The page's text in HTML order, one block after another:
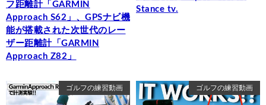
フ距離計「GARMIN
Approach S62」、GPSナビ機
能が搭載された次世代のレー
ザー距離計「GARMIN
Approach Z82」
Stance tv.
ゴルフの練習動画 ゴルフの練習動画